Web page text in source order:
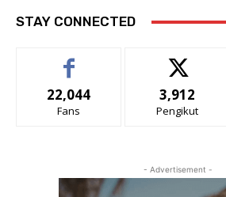
STAY CONNECTED
22,044
Fans
3,912
Pengikut
- Advertisement -